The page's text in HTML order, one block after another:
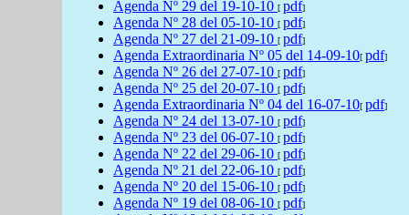
Agenda Nº 29 del 19-10-10 [ pdf]
Agenda Nº 28 del 05-10-10 [ pdf]
Agenda Nº 27 del 21-09-10 [ pdf]
Agenda Extraordinaria Nº 05 del 14-09-10[ pdf]
Agenda Nº 26 del 27-07-10 [ pdf]
Agenda Nº 25 del 20-07-10 [ pdf]
Agenda Extraordinaria Nº 04 del 16-07-10[ pdf]
Agenda Nº 24 del 13-07-10 [ pdf]
Agenda Nº 23 del 06-07-10 [ pdf]
Agenda Nº 22 del 29-06-10 [ pdf]
Agenda Nº 21 del 22-06-10 [ pdf]
Agenda Nº 20 del 15-06-10 [ pdf]
Agenda Nº 19 del 08-06-10 [ pdf]